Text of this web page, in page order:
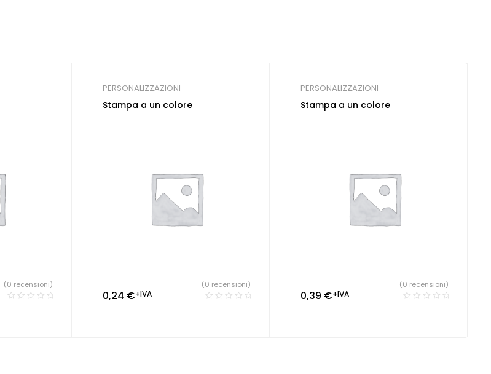
(0 recensioni)
PERSONALIZZAZIONI
Stampa a un colore
0,24 €+IVA
(0 recensioni)
PERSONALIZZAZIONI
Stampa a un colore
0,39 €+IVA
(0 recensioni)